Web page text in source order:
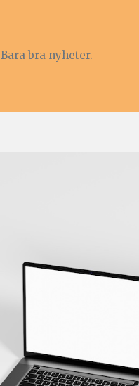
Bara bra nyheter.